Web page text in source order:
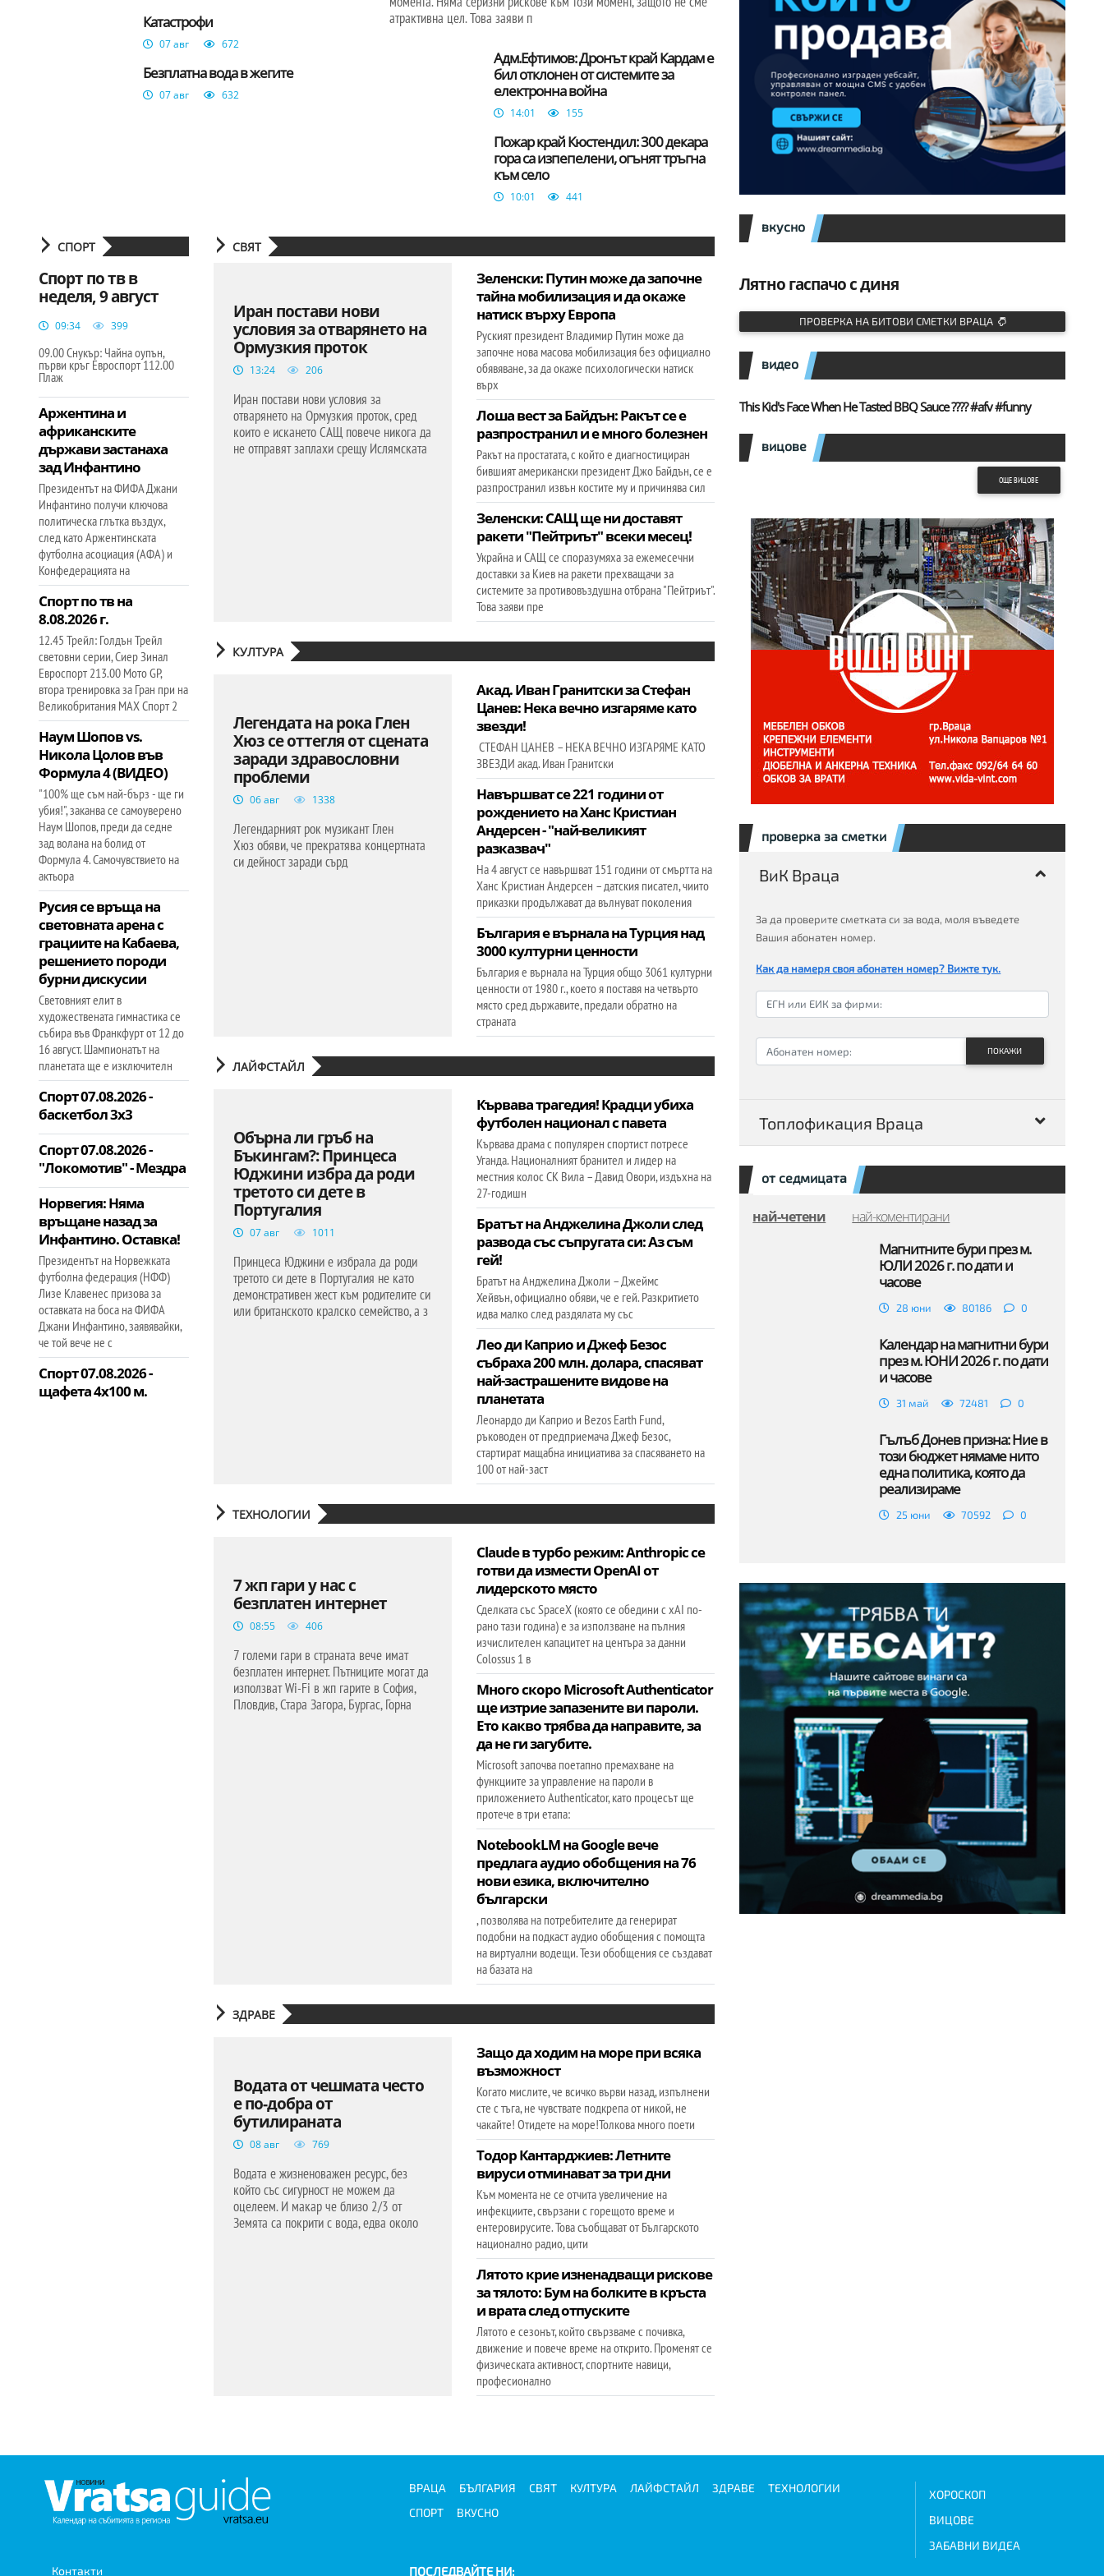
Катастрофи
07 авг 672
Безплатна вода в жегите
07 авг 632
атрактивна цел. Това заяви п
Адм.Ефтимов: Дронът край Кардам е
бил отклонен от системите за
електронна война
14:01 155
Пожар край Кюстендил: 300 декара
гора са изпепелени, огънят тръгна
към село
10:01 441
СПОРТ
Спорт по тв в
неделя, 9 август
09:34 399
09.00 Снукър: Чайна оупън,
първи кръг Евроспорт 112.00
Плаж
Аржентина и
африканските
държави застанаха
зад Инфантино
Президентът на ФИФА Джани
Инфантино получи ключова
политическа глътка въздух,
след като Аржентинската
футболна асоциация (АФА) и
Конфедерацията на
Спорт по тв на
8.08.2026 г.
12.45 Трейл: Голдън Трейл
световни серии, Сиер Зинал
Евроспорт 213.00 Мото GP,
втора тренировка за Гран при на
Великобритания МАХ Спорт 2
Наум Шопов vs.
Никола Цолов във
Формула 4 (ВИДЕО)
"100% ще съм най-бърз - ще ги
убия!", заканва се самоуверено
Наум Шопов, преди да седне
зад волана на болид от
Формула 4. Самочувствието на
актьора
Русия се връща на
световната арена с
грациите на Кабаева,
решението породи
бурни дискусии
Световният елит в
художествената гимнастика се
събира във Франкфурт от 12 до
16 август. Шампионатът на
планетата ще е изключителн
Спорт 07.08.2026 -
баскетбол 3х3
Спорт 07.08.2026 -
"Локомотив" - Мездра
Норвегия: Няма
връщане назад за
Инфантино. Оставка!
Президентът на Норвежката
футболна федерация (НФФ)
Лизе Клавенес призова за
оставката на боса на ФИФА
Джани Инфантино, заявявайки,
че той вече не с
Спорт 07.08.2026 -
щафета 4х100 м.
СВЯТ
Иран постави нови
условия за отварянето на
Ормузкия проток
13:24 206
Иран постави нови условия за
отварянето на Ормузкия проток, сред
които е искането САЩ повече никога да
не отправят заплахи срещу Ислямската
Зеленски: Путин може да започне
тайна мобилизация и да окаже
натиск върху Европа
Руският президент Владимир Путин може да
започне нова масова мобилизация без официално
обявяване, за да окаже психологически натиск
върх
Лоша вест за Байдън: Ракът се е
разпространил и е много болезнен
Ракът на простатата, с който е диагностициран
бившият американски президент Джо Байдън, се е
разпространил извън костите му и причинява сил
Зеленски: САЩ ще ни доставят
ракети "Пейтриът" всеки месец!
Украйна и САЩ се споразумяха за ежемесечни
доставки за Киев на ракети прехващачи за
системите за противовъздушна отбрана "Пейтриът".
Това заяви пре
КУЛТУРА
Легендата на рока Глен
Хюз се оттегля от сцената
заради здравословни
проблеми
06 авг 1338
Легендарният рок музикант Глен
Хюз обяви, че прекратява концертната
си дейност заради сърд
Акад. Иван Гранитски за Стефан
Цанев: Нека вечно изгаряме като
звезди!
СТЕФАН ЦАНЕВ – НЕКА ВЕЧНО ИЗГАРЯМЕ КАТО
ЗВЕЗДИ акад. Иван Гранитски
Навършват се 221 години от
рождението на Ханс Кристиан
Андерсен - "най-великият
разказвач"
На 4 август се навършват 151 години от смъртта на
Ханс Кристиан Андерсен – датския писател, чиито
приказки продължават да вълнуват поколения
България е върнала на Турция над
3000 културни ценности
България е върнала на Турция общо 3061 културни
ценности от 1980 г., което я поставя на четвърто
място сред държавите, предали обратно на
страната
ЛАЙФСТАЙЛ
Обърна ли гръб на
Бъкингам?: Принцеса
Юджини избра да роди
третото си дете в
Португалия
07 авг 1011
Принцеса Юджини е избрала да роди
третото си дете в Португалия не като
демонстративен жест към родителите си
или британското кралско семейство, а з
Кървава трагедия! Крадци убиха
футболен национал с павета
Кървава драма с популярен спортист потресе
Уганда. Националният бранител и лидер на
местния колос СК Вила – Давид Овори, издъхна на
27-годишн
Братът на Анджелина Джоли след
развода със съпругата си: Аз съм
гей!
Братът на Анджелина Джоли – Джеймс
Хейвън, официално обяви, че е гей. Разкритието
идва малко след раздялата му със
Лео ди Каприо и Джеф Безос
събраха 200 млн. долара, спасяват
най-застрашените видове на
планетата
Леонардо ди Каприо и Bezos Earth Fund,
ръководен от предприемача Джеф Безос,
стартират мащабна инициатива за спасяването на
100 от най-заст
ТЕХНОЛОГИИ
7 жп гари у нас с
безплатен интернет
08:55 406
7 големи гари в страната вече имат
безплатен интернет. Пътниците могат да
използват Wi-Fi в жп гарите в София,
Пловдив, Стара Загора, Бургас, Горна
Claude в турбо режим: Anthropic се
готви да измести OpenAI от
лидерското място
Сделката със SpaceX (която се обедини с xAI по-
рано тази година) е за използване на пълния
изчислителен капацитет на центъра за данни
Colossus 1 в
Много скоро Microsoft Authenticator
ще изтрие запазените ви пароли.
Ето какво трябва да направите, за
да не ги загубите.
Microsoft започва поетапно премахване на
функциите за управление на пароли в
приложението Authenticator, като процесът ще
протече в три етапа:
NotebookLM на Google вече
предлага аудио обобщения на 76
нови езика, включително
български
, позволява на потребителите да генерират
подобни на подкаст аудио обобщения с помощта
на виртуални водещи. Тези обобщения се създават
на базата на
ЗДРАВЕ
Водата от чешмата често
е по-добра от
бутилираната
08 авг 769
Водата е жизненоважен ресурс, без
който със сигурност не можем да
оцелеем. И макар че близо 2/3 от
Земята са покрити с вода, едва около
Защо да ходим на море при всяка
възможност
Когато мислите, че всичко върви назад, изпълнени
сте с тъга, не чувствате подкрепа от никой, не
чакайте! Отидете на море!Толкова много поети
Тодор Кантарджиев: Летните
вируси отминават за три дни
Към момента не се отчита увеличение на
инфекциите, свързани с горещото време и
ентеровирусите. Това съобщават от Българското
национално радио, цити
Лятото крие изненадващи рискове
за тялото: Бум на болките в кръста
и врата след отпуските
Лятото е сезонът, който свързваме с почивка,
движение и повече време на открито. Променят се
физическата активност, спортните навици,
професионално
вкусно
Лятно гаспачо с диня
ПРОВЕРКА НА БИТОВИ СМЕТКИ ВРАЦА
видео
This Kid's Face When He Tasted BBQ Sauce ???? #afv #funny
вицове
ОЩЕ ВИЦОВЕ
проверка за сметки
ВиК Враца
За да проверите сметката си за вода, моля въведете
Вашия абонатен номер.
Как да намеря своя абонатен номер? Вижте тук.
ПОКАЖИ
Топлофикация Враца
от седмицата
най-четени най-коментирани
Магнитните бури през м.
ЮЛИ 2026 г. по дати и
часове
28 юни 80186 0
Календар на магнитни бури
през м. ЮНИ 2026 г. по дати
и часове
31 май 72481 0
Гълъб Донев призна: Ние в
този бюджет нямаме нито
една политика, която да
реализираме
25 юни 70592 0
Контакти
ВРАЦА БЪЛГАРИЯ СВЯТ КУЛТУРА ЛАЙФСТАЙЛ ЗДРАВЕ
ТЕХНОЛОГИИ
СПОРТ
ВКУСНО
ПОСЛЕДВАЙТЕ НИ:
ХОРОСКОП
ВИЦОВЕ
ЗАБАВНИ ВИДЕА